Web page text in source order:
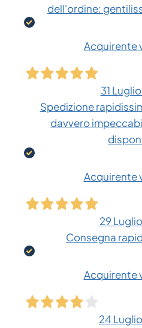
dell'ordine:
Acquirente
31
Spedizione
davvero
Acquirente
29
Consegna
Acquirente
24